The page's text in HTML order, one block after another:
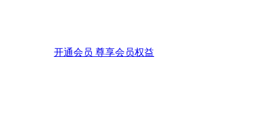
开通会员 尊享会员权益